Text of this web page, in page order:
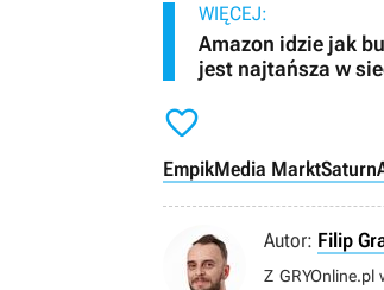
WIĘCEJ:
Amazon idzie jak
jest najtańsza w

EmpikMedia MarktSaturn
Autor: Filip
Z